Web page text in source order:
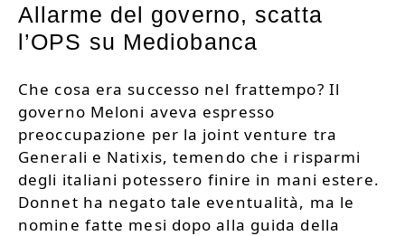
Allarme del governo, scatta
l’OPS su Mediobanca
Che cosa era successo nel frattempo? Il
governo Meloni aveva espresso
preoccupazione per la joint venture tra
Generali e Natixis, temendo che i risparmi
degli italiani potessero finire in mani estere.
Donnet ha negato tale eventualità, ma le
nomine fatte mesi dopo alla guida della